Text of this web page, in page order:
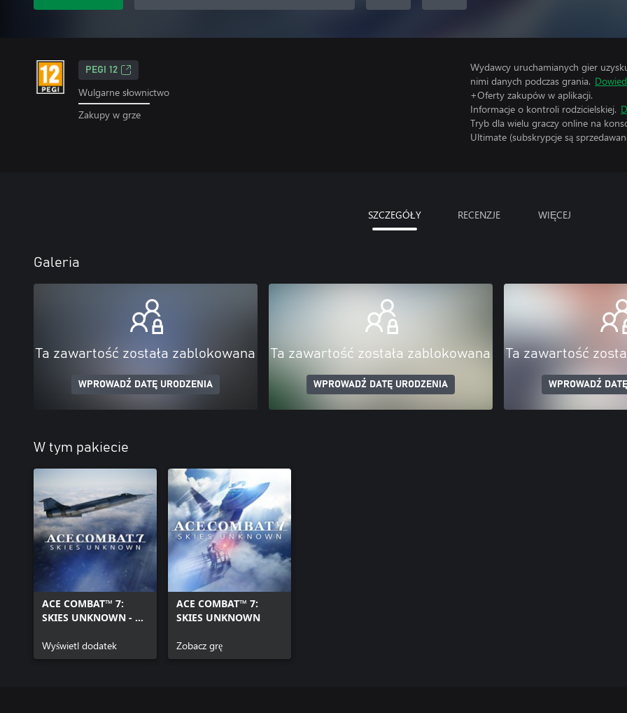
PEGI 12
Wulgarne słownictwo
Zakupy w grze
Wydawcy uruchamianych gier
nimi danych podczas grania.
+Oferty zakupów w aplikacji.
Informacje o kontroli rodzicielskiej.
Tryb dla wielu graczy online na
Ultimate (subskrypcje są
SZCZEGÓŁY RECENZJE WIĘCEJ
Galeria
Ta zawartość została zablokowana
WPROWADŹ DATĘ URODZENIA
Ta zawartość została zablokowana
WPROWADŹ DATĘ URODZENIA
Ta zawartość
WPROWADŹ
W tym pakiecie
ACE COMBAT™ 7:
SKIES UNKNOWN - F-
Wyświetl dodatek
ACE COMBAT™ 7:
SKIES UNKNOWN
Zobacz grę